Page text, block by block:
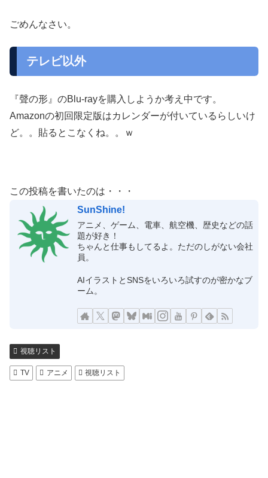
ごめんなさい。
テレビ以外
『聲の形』のBlu-rayを購入しようか考え中です。
Amazonの初回限定版はカレンダーが付いているらしいけ
ど。。貼るとこなくね。。ｗ
この投稿を書いたのは・・・
SunShine!
アニメ、ゲーム、電車、航空機、歴史などの話
題が好き！
ちゃんと仕事もしてるよ。ただのしがない会社
員。
AIイラストとSNSをいろいろ試すのが密かなブ
ーム。
視聴リスト
TV アニメ 視聴リスト